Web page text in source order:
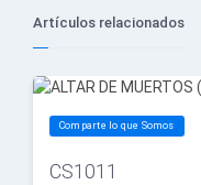
Artículos relacionados
Comparte lo que Somos
CS1011